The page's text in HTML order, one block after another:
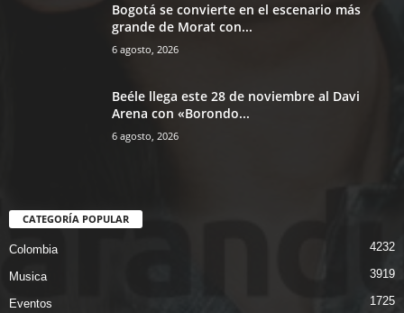
Bogotá se convierte en el escenario más
grande de Morat con...
6 agosto, 2026
Beéle llega este 28 de noviembre al Davi
Arena con «Borondo...
6 agosto, 2026
CATEGORÍA POPULAR
Colombia 4232
Musica 3919
Eventos 1725